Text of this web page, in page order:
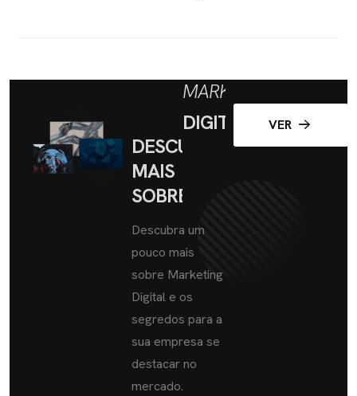
DESCUBRA
MAIS
SOBRE
MARKETING
DIGITAL
Descubra um
pouco mais
sobre Marketing
Digital e os
segredos para a
sua empresa se
destacar no
mercado.
VER